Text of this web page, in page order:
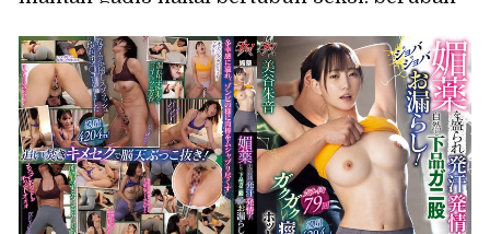
berkeringat yang dulu sering ia bully.